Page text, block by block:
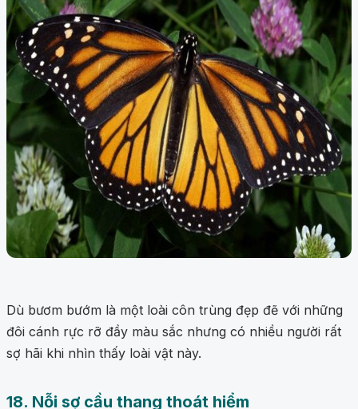
Dù bươm bướm là một loài côn trùng đẹp đẽ với những
đôi cánh rực rỡ đầy màu sắc nhưng có nhiều người rất
sợ hãi khi nhìn thấy loài vật này.
18. Nỗi sợ cầu thang thoát hiểm